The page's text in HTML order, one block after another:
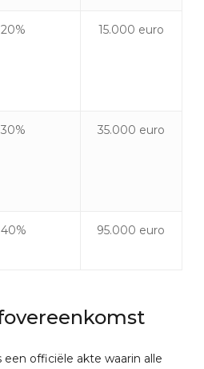
20% 15.000 euro
30% 35.000 euro
40% 95.000 euro
officiële akte waarin alle